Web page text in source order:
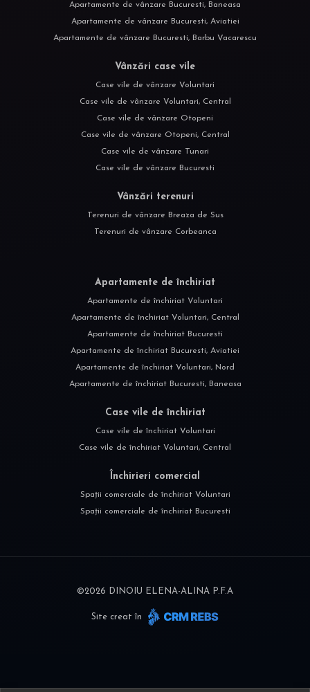
Apartamente de vânzare Bucuresti, Baneasa
Apartamente de vânzare Bucuresti, Aviatiei
Apartamente de vânzare Bucuresti, Barbu Vacarescu
Vânzări case vile
Case vile de vânzare Voluntari
Case vile de vânzare Voluntari, Central
Case vile de vânzare Otopeni
Case vile de vânzare Otopeni, Central
Case vile de vânzare Tunari
Case vile de vânzare Bucuresti
Vânzări terenuri
Terenuri de vânzare Breaza de Sus
Terenuri de vânzare Corbeanca
Apartamente de închiriat
Apartamente de închiriat Voluntari
Apartamente de închiriat Voluntari, Central
Apartamente de închiriat Bucuresti
Apartamente de închiriat Bucuresti, Aviatiei
Apartamente de închiriat Voluntari, Nord
Apartamente de închiriat Bucuresti, Baneasa
Case vile de închiriat
Case vile de închiriat Voluntari
Case vile de închiriat Voluntari, Central
Închirieri comercial
Spații comerciale de închiriat Voluntari
Spații comerciale de închiriat Bucuresti
©2026 DINOIU ELENA-ALINA P.F.A
Site creat în